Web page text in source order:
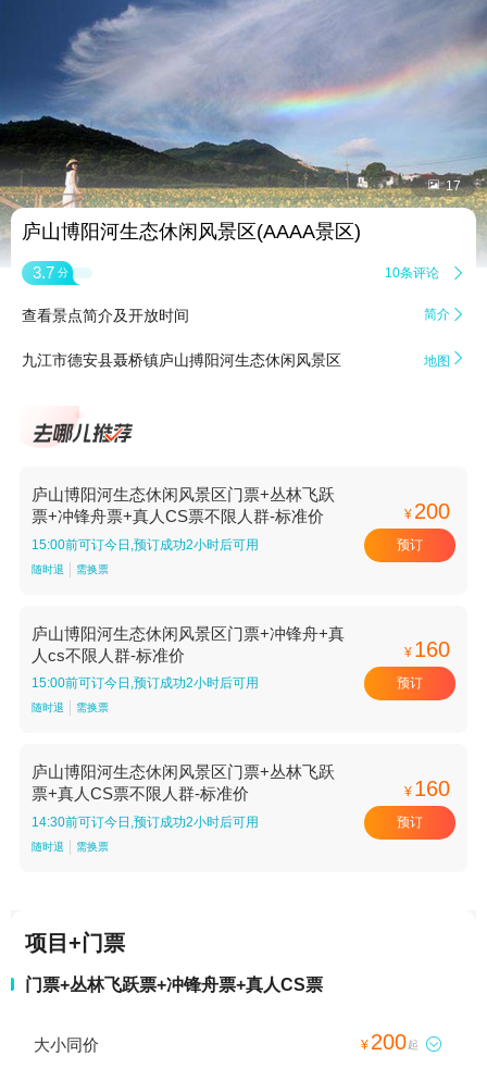
 17
庐山博阳河生态休闲风景区(AAAA景区)
3.7 分 10条评论 
查看景点简介及开放时间 简介 
九江市德安县聂桥镇庐山搏阳河生态休闲风景区 地图 
庐山博阳河生态休闲风景区门票+丛林飞跃
票+冲锋舟票+真人CS票不限人群-标准价
15:00前可订今日,预订成功2小时后可用
随时退 需换票
¥ 200
预订
庐山博阳河生态休闲风景区门票+冲锋舟+真
人cs不限人群-标准价
15:00前可订今日,预订成功2小时后可用
随时退 需换票
¥ 160
预订
庐山博阳河生态休闲风景区门票+丛林飞跃
票+真人CS票不限人群-标准价
14:30前可订今日,预订成功2小时后可用
随时退 需换票
¥ 160
预订
项目+门票
门票+丛林飞跃票+冲锋舟票+真人CS票
大小同价 ¥ 200起 